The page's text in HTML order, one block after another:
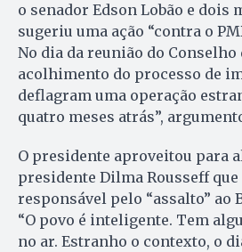
o senador Edson Lobão e dois
sugeriu uma ação “contra o
No dia da reunião do Conselho
acolhimento do processo de
deflagram uma operação
quatro meses atrás”,
O presidente aproveitou para
presidente Dilma Rousseff que
responsável pelo “assalto” ao
“O povo é inteligente. Tem
no ar. Estranho o contexto, o